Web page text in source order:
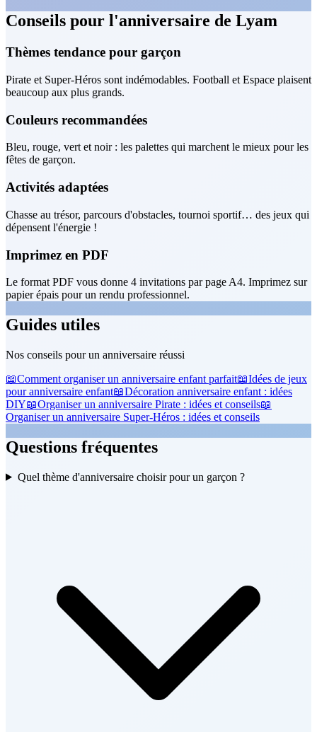
Conseils pour l'anniversaire de Lyam
Thèmes tendance pour garçon
Pirate et Super-Héros sont indémodables. Football et Espace plaisent
beaucoup aux plus grands.
Couleurs recommandées
Bleu, rouge, vert et noir : les palettes qui marchent le mieux pour les
fêtes de garçon.
Activités adaptées
Chasse au trésor, parcours d'obstacles, tournoi sportif… des jeux qui
dépensent l'énergie !
Imprimez en PDF
Le format PDF vous donne 4 invitations par page A4. Imprimez sur
papier épais pour un rendu professionnel.
Guides utiles
Nos conseils pour un anniversaire réussi
📖Comment organiser un anniversaire enfant parfait📖Idées de jeux
pour anniversaire enfant📖Décoration anniversaire enfant : idées
DIY📖Organiser un anniversaire Pirate : idées et conseils📖
Organiser un anniversaire Super-Héros : idées et conseils
Questions fréquentes
Quel thème d'anniversaire choisir pour un garçon ?